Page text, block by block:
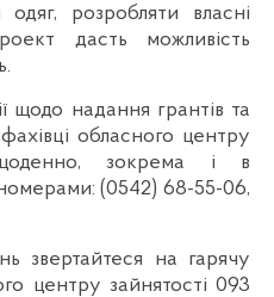
розробляти власні
дасть можливість
щодо надання грантів та
обласного центру
зокрема і в
(0542) 68-55-06,
звертайтеся на гарячу
центру зайнятості 093